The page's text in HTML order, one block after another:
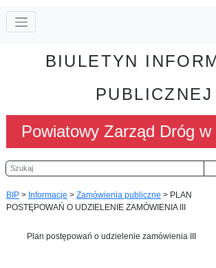
BIULETYN
PUBLICZNEJ
Powiatowy Zarząd Dróg w
Szukaj
BIP > Informacje > Zamówienia publiczne > PLAN
POSTĘPOWAŃ O UDZIELENIE ZAMÓWIENIA III
Plan postępowań o udzielenie zamówienia III